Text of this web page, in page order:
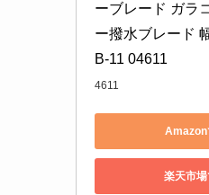
ーブレード ガラ
ー撥水ブレード
B-11 04611
4611
Amazon
楽天市